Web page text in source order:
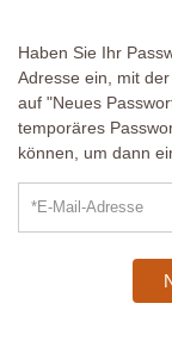
Haben Sie Ihr
Adresse ein, mit
auf "Neues
temporäres
können, um dann